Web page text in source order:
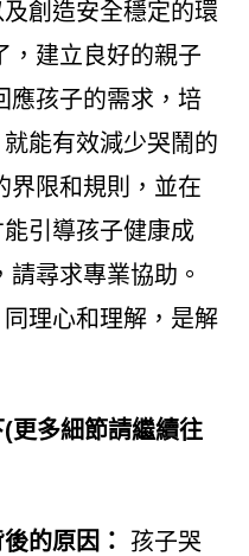
創造安全穩定的環
，建立良好的親子
應孩子的需求，培
能有效減少哭鬧的
界限和規則，並在
引導孩子健康成
尋求專業協助。
理心和理解，是解
更多細節請繼續往
的原因： 孩子哭